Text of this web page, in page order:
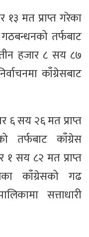
मत प्राप्त गरेका
तर्फबाट
हजार ८ सय ८७
काँग्रेसबाट
६ सय २६ मत प्राप्त
तर्फबाट काँग्रेस
१ सय ८२ मत प्राप्त
काँग्रेसको गढ
सत्ताधारी